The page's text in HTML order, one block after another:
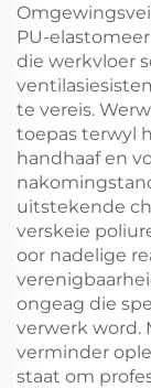
PU-
die werkvloer
te vereis.
toepas terwyl
handhaaf en
uitstekende
verskeie
oor nadelige
ongeag die
verwerk word.
verminder
staat om